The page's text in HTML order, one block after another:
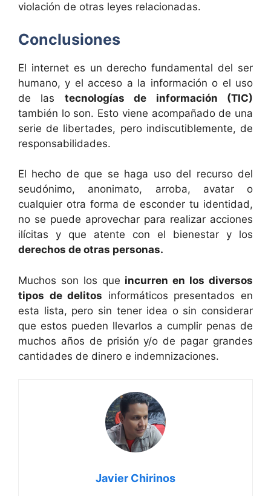
violación de otras leyes relacionadas.
Conclusiones
El internet es un derecho fundamental del ser
humano, y el acceso a la información o el uso
de las tecnologías de información (TIC)
también lo son. Esto viene acompañado de una
serie de libertades, pero indiscutiblemente, de
responsabilidades.
El hecho de que se haga uso del recurso del
seudónimo, anonimato, arroba, avatar o
cualquier otra forma de esconder tu identidad,
no se puede aprovechar para realizar acciones
ilícitas y que atente con el bienestar y los
derechos de otras personas.
Muchos son los que incurren en los diversos
tipos de delitos informáticos presentados en
esta lista, pero sin tener idea o sin considerar
que estos pueden llevarlos a cumplir penas de
muchos años de prisión y/o de pagar grandes
cantidades de dinero e indemnizaciones.
Javier Chirinos